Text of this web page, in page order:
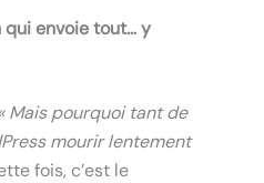
qui envoie tout… y
« Mais pourquoi tant de
mourir lentement
fois, c’est le